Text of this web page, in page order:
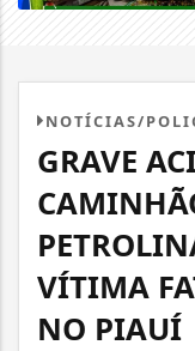
NOTÍCIAS/
GRAVE
VÍTIMA
NO PIAUÍ